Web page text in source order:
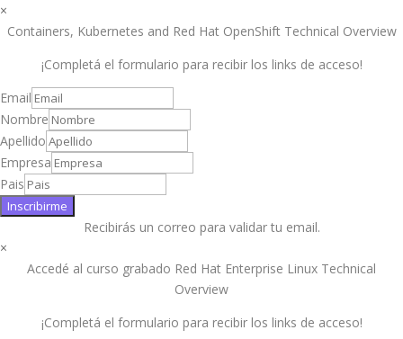
×
Containers, Kubernetes and Red Hat OpenShift Technical Overview
¡Completá el formulario para recibir los links de acceso!
Email
Nombre
Apellido
Empresa
Pais
Inscribirme
Recibirás un correo para validar tu email.
×
Accedé al curso grabado Red Hat Enterprise Linux Technical
Overview
¡Completá el formulario para recibir los links de acceso!